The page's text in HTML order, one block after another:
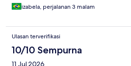
izabela, perjalanan 3 malam
Ulasan terverifikasi
10/10 Sempurna
11 Jul 2026